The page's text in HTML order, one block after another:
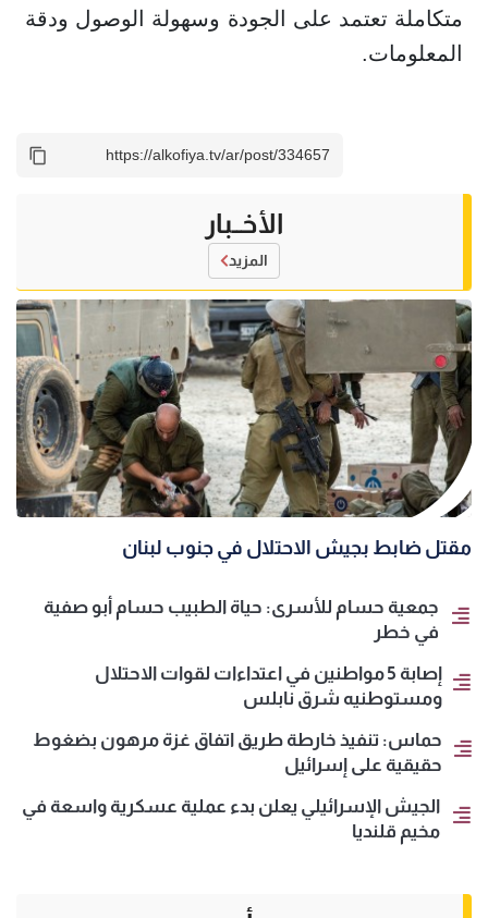
متكاملة تعتمد على الجودة وسهولة الوصول ودقة
المعلومات.
الأخــبار
المزيد
مقتل ضابط بجيش الاحتلال في جنوب لبنان
جمعية حسام للأسرى: حياة الطبيب حسام أبو صفية
في خطر
إصابة 5 مواطنين في اعتداءات لقوات الاحتلال
ومستوطنيه شرق نابلس
حماس: تنفيذ خارطة طريق اتفاق غزة مرهون بضغوط
حقيقية على إسرائيل
الجيش الإسرائيلي يعلن بدء عملية عسكرية واسعة في
مخيم قلنديا